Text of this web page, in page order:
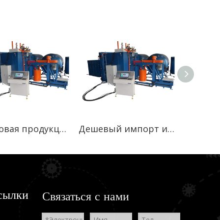
Бутиковая продукция, вакуумная вспенивающая машина с квадратными блоками, продажа, Великобритания Дешевый импорт из Китая. Автоматическая вакуумная вспенивающая машина на продажу в Южной Африке.
Связаться с нами